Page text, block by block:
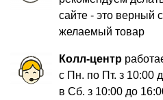
сайте - это верный
желаемый товар
Колл-центр
с Пн. по Пт. з 10:00
в Сб. з 10:00 до